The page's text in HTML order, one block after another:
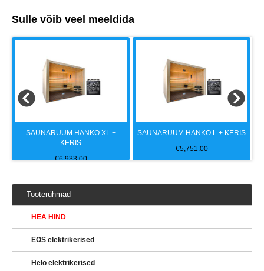
Sulle võib veel meeldida
SAUNARUUM HANKO XL +
KERIS
€6,933.00
SAUNARUUM HANKO L + KERIS
€5,751.00
Tooterühmad
HEA HIND
EOS elektrikerised
Helo elektrikerised